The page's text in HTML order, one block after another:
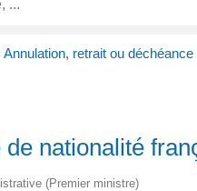
Annulation, retrait ou
nationalité
(Premier ministre)